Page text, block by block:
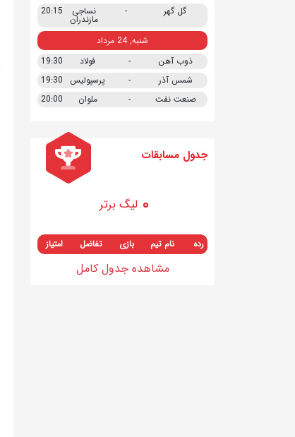
گل گهر
- نساجی
مازندران
20:15
شنبه, 24 مرداد
ذوب آهن
- فولاد
19:30
شمس آذر
- پرسپولیس
19:30
صنعت نفت
- ملوان 20:00
جدول مسابقات
لیگ برتر
رده نام تیم بازی تفاضل امتیاز
مشاهده جدول کامل